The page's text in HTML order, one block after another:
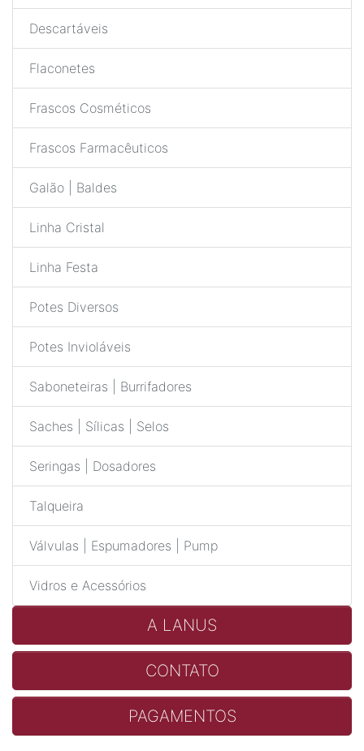
Descartáveis
Flaconetes
Frascos Cosméticos
Frascos Farmacêuticos
Galão | Baldes
Linha Cristal
Linha Festa
Potes Diversos
Potes Invioláveis
Saboneteiras | Burrifadores
Saches | Sílicas | Selos
Seringas | Dosadores
Talqueira
Válvulas | Espumadores | Pump
Vidros e Acessórios
A LANUS
CONTATO
PAGAMENTOS